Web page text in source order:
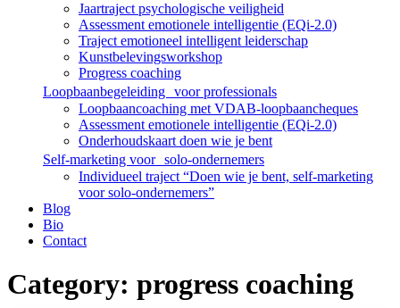
Jaartraject psychologische veiligheid
Assessment emotionele intelligentie (EQi-2.0)
Traject emotioneel intelligent leiderschap
Kunstbelevingsworkshop
Progress coaching
Loopbaanbegeleiding voor professionals
Loopbaancoaching met VDAB-loopbaancheques
Assessment emotionele intelligentie (EQi-2.0)
Onderhoudskaart doen wie je bent
Self-marketing voor solo-ondernemers
Individueel traject “Doen wie je bent, self-marketing
voor solo-ondernemers”
Blog
Bio
Contact
Category: progress coaching